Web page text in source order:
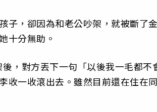
子，卻因為和老公吵架，就被斷了
十分無助。
，對方丟下一句「以後我一毛都不
收一收滾出去。雖然目前還在住在